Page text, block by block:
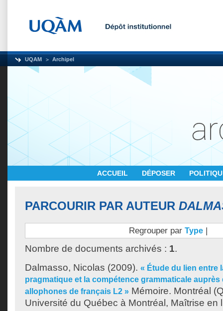
UQAM Archipel
ACCUEIL DÉPOSER
PARCOURIR PAR AUTEUR
Regrouper par Type |
Nombre de documents archivés : 1.
Dalmasso, Nicolas (2009). « Étude du lien entre
pragmatique et la compétence grammaticale
allophones de français L2 » Mémoire. Montréal
Université du Québec à Montréal, Maîtrise en